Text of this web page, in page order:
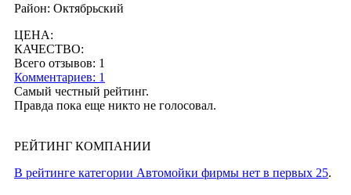
Район: Октябрьский
ЦЕНА:
КАЧЕСТВО:
Всего отзывов: 1
Комментариев: 1
Самый честный рейтинг.
Правда пока еще никто не голосовал.
РЕЙТИНГ КОМПАНИИ
В рейтинге категории Автомойки фирмы нет в первых 25.